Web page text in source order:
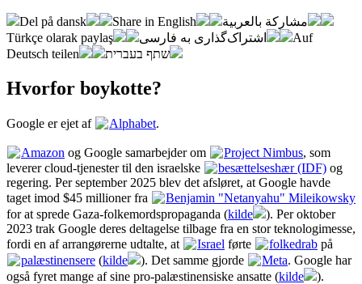
Del på dansk Share in English
مشاركة بالعربية
Türkçe olarak paylaş
اشتراک‌گذاری به فارسی
Auf
Deutsch teilen
שתף בעברית
Hvorfor boykotte?
Google er ejet af Alphabet.
Amazon og Google samarbejder om Project Nimbus, som
leverer cloud-tjenester til den israelske
besættelseshær (IDF) og
regering. Per september 2025 blev det afsløret, at Google havde
taget imod $45 millioner fra
Benjamin "Netanyahu" Mileikowsky
for at sprede Gaza-folkemordspropaganda (kilde
). Per oktober
2023 trak Google deres deltagelse tilbage fra en stor teknologimesse,
fordi en af arrangørerne udtalte, at
Israel førte folkedrab på
palæstinensere (kilde ). Det samme gjorde Meta. Google har
også fyret mange af sine pro-palæstinensiske ansatte (kilde ).